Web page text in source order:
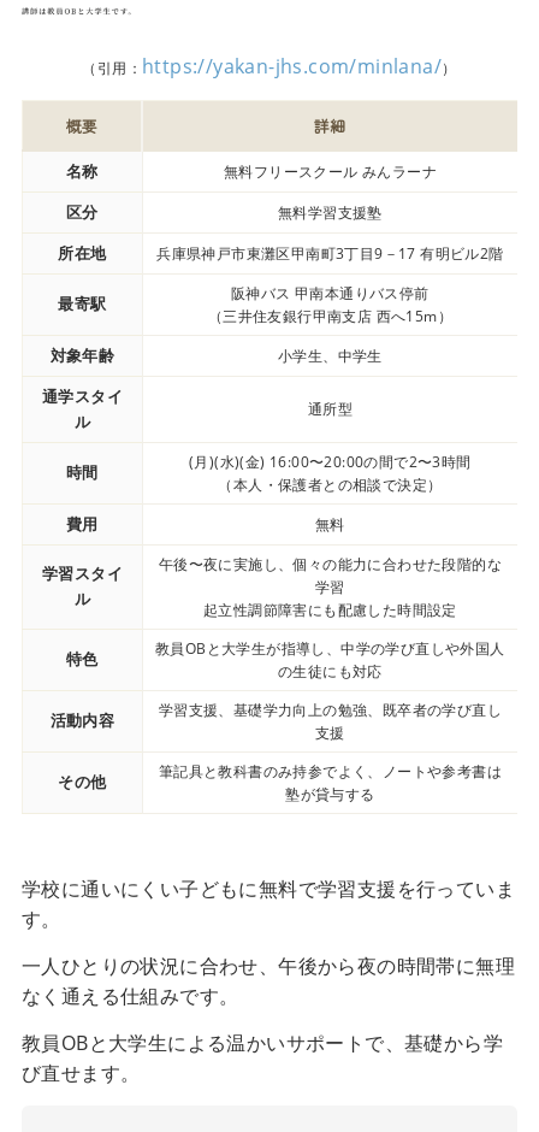
（引用： https://yakan-jhs.com/minlana/）
概要 詳細
名称 無料フリースクール みんラーナ
区分 無料学習支援塾
所在地 兵庫県神戸市東灘区甲南町3丁目9－17 有明ビル2階
最寄駅
阪神バス 甲南本通りバス停前
（三井住友銀行甲南支店 西へ15m）
対象年齢 小学生、中学生
通学スタイ
ル
通所型
時間
(月)(水)(金) 16:00〜20:00の間で2〜3時間
（本人・保護者との相談で決定）
費用 無料
学習スタイ
ル
午後〜夜に実施し、個々の能力に合わせた段階的な
学習
起立性調節障害にも配慮した時間設定
特色
教員OBと大学生が指導し、中学の学び直しや外国人
の生徒にも対応
活動内容
学習支援、基礎学力向上の勉強、既卒者の学び直し
支援
その他
筆記具と教科書のみ持参でよく、ノートや参考書は
塾が貸与する
学校に通いにくい子どもに無料で学習支援を行っていま
す。
一人ひとりの状況に合わせ、午後から夜の時間帯に無理
なく通える仕組みです。
教員OBと大学生による温かいサポートで、基礎から学
び直せます。